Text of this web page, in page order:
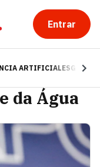
Entrar
ARTIFICIALESG
da Água